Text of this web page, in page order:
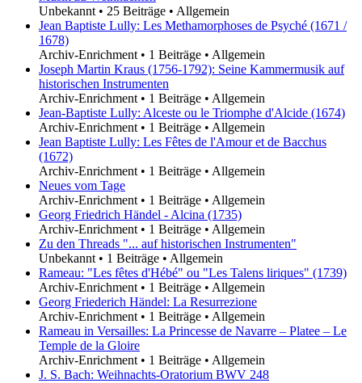
Unbekannt • 25 Beiträge • Allgemein
Jean Baptiste Lully: Les Methamorphoses de Psyché (1671 /
1678)
Archiv-Enrichment • 1 Beiträge • Allgemein
Joseph Martin Kraus (1756-1792): Seine Kammermusik auf
historischen Instrumenten
Archiv-Enrichment • 1 Beiträge • Allgemein
Jean-Baptiste Lully: Alceste ou le Triomphe d'Alcide (1674)
Archiv-Enrichment • 1 Beiträge • Allgemein
Jean Baptiste Lully: Les Fêtes de l'Amour et de Bacchus
(1672)
Archiv-Enrichment • 1 Beiträge • Allgemein
Neues vom Tage
Archiv-Enrichment • 1 Beiträge • Allgemein
Georg Friedrich Händel - Alcina (1735)
Archiv-Enrichment • 1 Beiträge • Allgemein
Zu den Threads "... auf historischen Instrumenten"
Unbekannt • 1 Beiträge • Allgemein
Rameau: "Les fêtes d'Hébé" ou "Les Talens liriques" (1739)
Archiv-Enrichment • 1 Beiträge • Allgemein
Georg Friederich Händel: La Resurrezione
Archiv-Enrichment • 1 Beiträge • Allgemein
Rameau in Versailles: La Princesse de Navarre – Platee – Le
Temple de la Gloire
Archiv-Enrichment • 1 Beiträge • Allgemein
J. S. Bach: Weihnachts-Oratorium BWV 248